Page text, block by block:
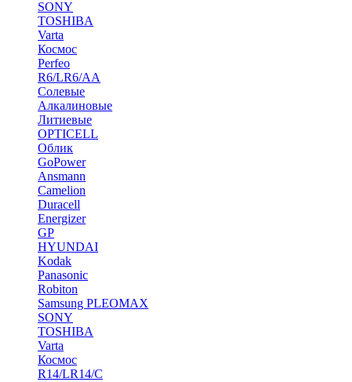
SONY
TOSHIBA
Varta
Космос
Perfeo
R6/LR6/AA
Солевые
Алкалиновые
Литиевые
OPTICELL
Облик
GoPower
Ansmann
Camelion
Duracell
Energizer
GP
HYUNDAI
Kodak
Panasonic
Robiton
Samsung PLEOMAX
SONY
TOSHIBA
Varta
Космос
R14/LR14/C